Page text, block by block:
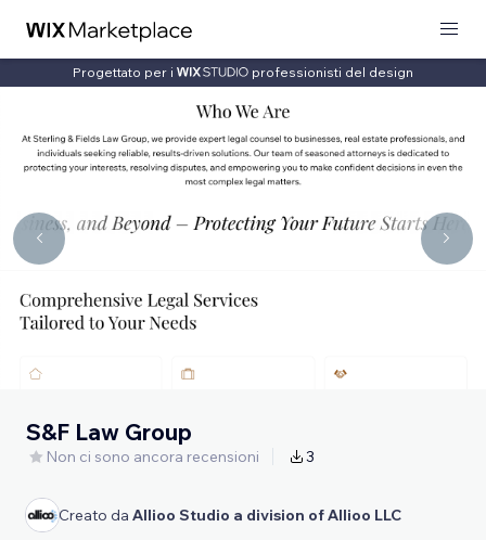
Progettato per i professionisti del design
S&F Law Group
Non ci sono ancora recensioni 3
Creato da Allioo Studio a division of Allioo LLC